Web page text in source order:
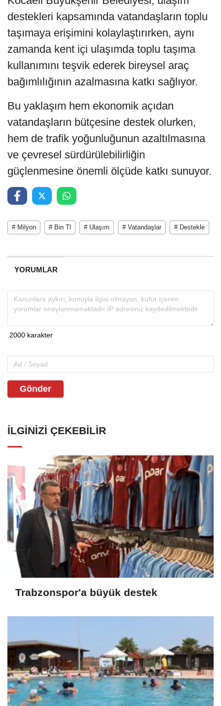
destekleri kapsamında vatandaşların toplu
taşımaya erişimini kolaylaştırırken, aynı
zamanda kent içi ulaşımda toplu taşıma
kullanımını teşvik ederek bireysel araç
bağımlılığının azalmasına katkı sağlıyor.
Bu yaklaşım hem ekonomik açıdan
vatandaşların bütçesine destek olurken,
hem de trafik yoğunluğunun azaltılmasına
ve çevresel sürdürülebilirliğin
güçlenmesine önemli ölçüde katkı sunuyor.
# Milyon # Bin Tl # Ulaşım # Vatandaşlar # Destekle
YORUMLAR
Gönder
İLGINIZI ÇEKEBILIR
Trabzonspor'a büyük destek